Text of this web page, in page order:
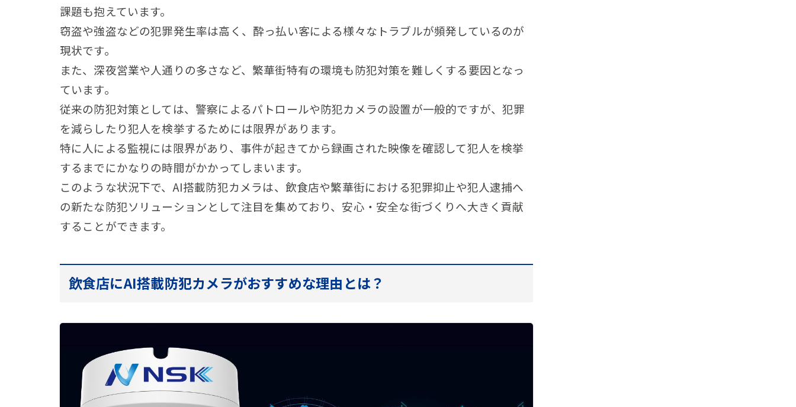
課題も抱えています。
窃盗や強盗などの犯罪発生率は高く、酔っ払い客による様々なトラブルが頻発しているのが
現状です。
また、深夜営業や人通りの多さなど、繁華街特有の環境も防犯対策を難しくする要因となっ
ています。
従来の防犯対策としては、警察によるパトロールや防犯カメラの設置が一般的ですが、犯罪
を減らしたり犯人を検挙するためには限界があります。
特に人による監視には限界があり、事件が起きてから録画された映像を確認して犯人を検挙
するまでにかなりの時間がかかってしまいます。
このような状況下で、AI搭載防犯カメラは、飲食店や繁華街における犯罪抑止や犯人逮捕へ
の新たな防犯ソリューションとして注目を集めており、安心・安全な街づくりへ大きく貢献
することができます。
飲食店にAI搭載防犯カメラがおすすめな理由とは？